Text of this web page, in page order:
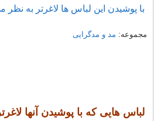
با پوشیدن این لباس ها لاغرتر به نظر
مجموعه: مد و مدگرایی
لباس هایی که با پوشیدن آنها